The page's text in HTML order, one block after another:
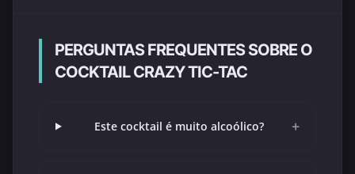
PERGUNTAS FREQUENTES SOBRE O
COCKTAIL CRAZY TIC-TAC
Este cocktail é muito alcoólico? +